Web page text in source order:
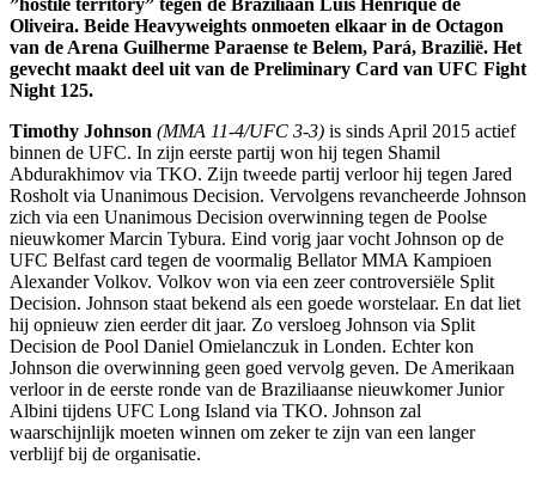
”hostile territory” tegen de Braziliaan Luis Henrique de
Oliveira. Beide Heavyweights onmoeten elkaar in de Octagon
van de Arena Guilherme Paraense te Belem, Pará, Brazilië. Het
gevecht maakt deel uit van de Preliminary Card van UFC Fight
Night 125.
Timothy Johnson (MMA 11-4/UFC 3-3) is sinds April 2015 actief
binnen de UFC. In zijn eerste partij won hij tegen Shamil
Abdurakhimov via TKO. Zijn tweede partij verloor hij tegen Jared
Rosholt via Unanimous Decision. Vervolgens revancheerde Johnson
zich via een Unanimous Decision overwinning tegen de Poolse
nieuwkomer Marcin Tybura. Eind vorig jaar vocht Johnson op de
UFC Belfast card tegen de voormalig Bellator MMA Kampioen
Alexander Volkov. Volkov won via een zeer controversiële Split
Decision. Johnson staat bekend als een goede worstelaar. En dat liet
hij opnieuw zien eerder dit jaar. Zo versloeg Johnson via Split
Decision de Pool Daniel Omielanczuk in Londen. Echter kon
Johnson die overwinning geen goed vervolg geven. De Amerikaan
verloor in de eerste ronde van de Braziliaanse nieuwkomer Junior
Albini tijdens UFC Long Island via TKO. Johnson zal
waarschijnlijk moeten winnen om zeker te zijn van een langer
verblijf bij de organisatie.